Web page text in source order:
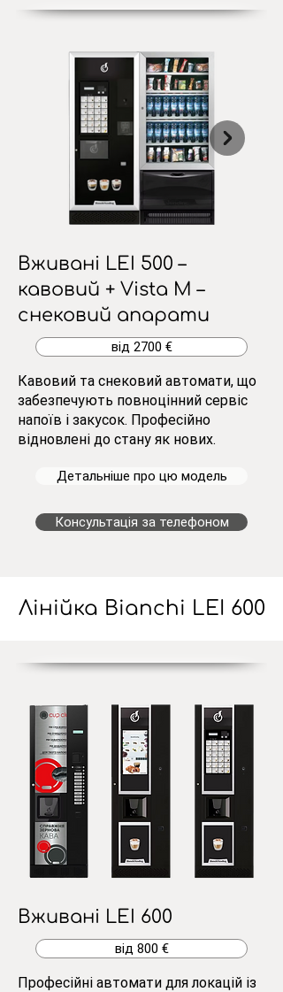
Вживані LEI 500 –
кавовий + Vista M –
снековий апарати
від 2700 €
Кавовий та снековий автомати, що
забезпечують повноцінний сервіс
напоїв і закусок. Професійно
відновлені до стану як нових.
Детальніше про цю модель
Консультація за телефоном
Лінійка Bianchi LEI 600
Вживані LEI 600
від 800 €
Професійні автомати для локацій із